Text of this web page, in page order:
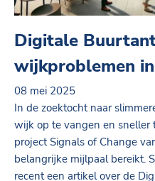
Digitale
wijkproblemen
08 mei 2025
In de zoektocht naar
wijk op te vangen en sneller
project Signals of Change
belangrijke mijlpaal bereikt.
recent een artikel over de